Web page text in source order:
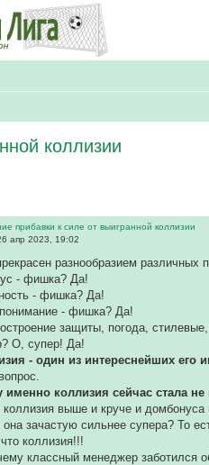
коллизии
прибавки к силе от выигранной коллизии
апр 2023, 19:02
разнообразием различных
- фишка? Да!
- фишка? Да!
- фишка? Да!
защиты, погода,
О, супер! Да!
- один из интереснейших его
именно коллизия сейчас стала
коллизия выше и круче и
зачастую сильнее супера? То
коллизия!!!
классный менеджер заботился